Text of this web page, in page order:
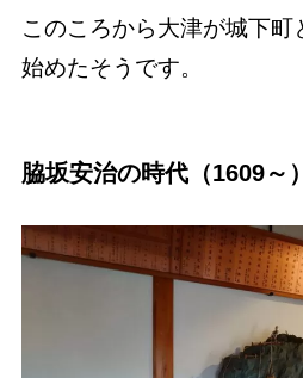
このころから大津が城下町
始めたそうです。
脇坂安治の時代（1609～）